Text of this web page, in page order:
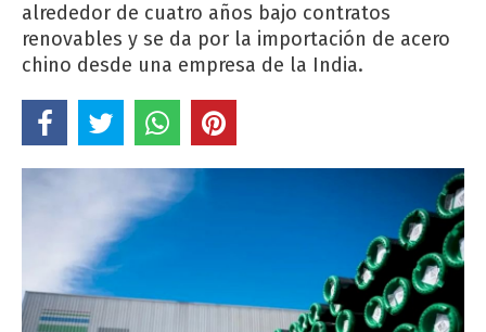
alrededor de cuatro años bajo contratos
renovables y se da por la importación de acero
chino desde una empresa de la India.